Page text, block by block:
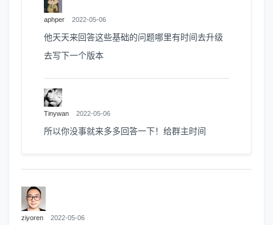
aphper 2022-05-06
他天天来回答这些基础的问题哪里有时间去升级
去写下一个版本
Tinywan 2022-05-06
所以你没事就来多多回答一下！给群主时间
ziyoren 2022-05-06